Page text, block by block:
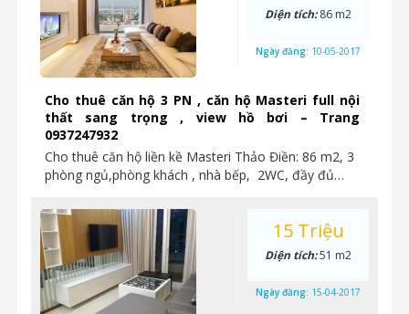
Cho thuê căn hộ 3 PN , căn hộ Masteri full nội
thất sang trọng , view hồ bơi – Trang
0937247932
Cho thuê căn hộ liền kề Masteri Thảo Điền: 86 m2, 3
phòng ngủ,phòng khách , nhà bếp, 2WC, đầy đủ…
Diện tích:86 m2
Ngày đăng: 10-05-2017
15 Triệu
Diện tích:51 m2
Ngày đăng: 15-04-2017